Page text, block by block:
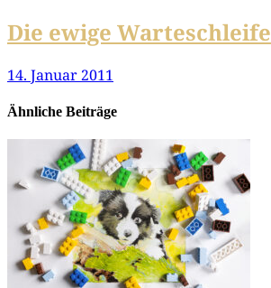
Die ewige Warteschleife
14. Januar 2011
Ähnliche Beiträge